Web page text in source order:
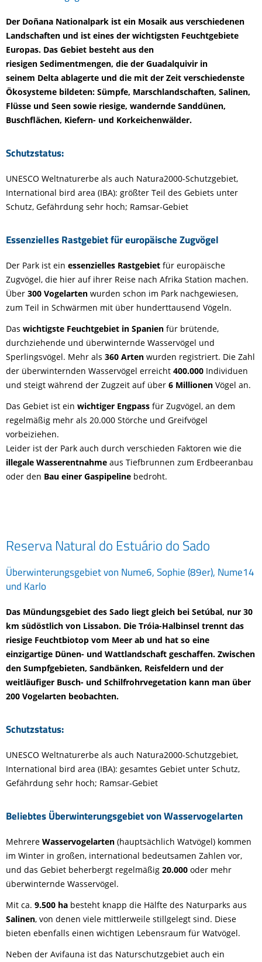
Der Doñana Nationalpark ist ein Mosaik aus verschiedenen
Landschaften und ist eines der wichtigsten Feuchtgebiete
Europas. Das Gebiet besteht aus den
riesigen Sedimentmengen, die der Guadalquivir in
seinem Delta ablagerte und die mit der Zeit verschiedenste
Ökosysteme bildeten: Sümpfe, Marschlandschaften, Salinen,
Flüsse und Seen sowie riesige, wandernde Sanddünen,
Buschflächen, Kiefern- und Korkeichenwälder.
Schutzstatus:
UNESCO Weltnaturerbe als auch Natura2000-Schutzgebiet,
International bird area (IBA): größter Teil des Gebiets unter
Schutz, Gefährdung sehr hoch; Ramsar-Gebiet
Essenzielles Rastgebiet für europäische Zugvögel
Der Park ist ein essenzielles Rastgebiet für europäische
Zugvögel, die hier auf ihrer Reise nach Afrika Station machen.
Über 300 Vogelarten wurden schon im Park nachgewiesen,
zum Teil in Schwärmen mit über hunderttausend Vögeln.
Das wichtigste Feuchtgebiet in Spanien für brütende,
durchziehende und überwinternde Wasservögel und
Sperlingsvögel. Mehr als 360 Arten wurden registriert. Die Zahl
der überwinternden Wasservögel erreicht 400.000 Individuen
und steigt während der Zugzeit auf über 6 Millionen Vögel an.
Das Gebiet ist ein wichtiger Engpass für Zugvögel, an dem
regelmäßig mehr als 20.000 Störche und Greifvögel
vorbeiziehen.
Leider ist der Park auch durch verschieden Faktoren wie die
illegale Wasserentnahme aus Tiefbrunnen zum Erdbeeranbau
oder den Bau einer Gaspipeline bedroht.
Reserva Natural do Estuário do Sado
Überwinterungsgebiet von Nume6, Sophie (89er), Nume14
und Karlo
Das Mündungsgebiet des Sado liegt gleich bei Setúbal, nur 30
km südöstlich von Lissabon. Die Tróia-Halbinsel trennt das
riesige Feuchtbiotop vom Meer ab und hat so eine
einzigartige Dünen- und Wattlandschaft geschaffen. Zwischen
den Sumpfgebieten, Sandbänken, Reisfeldern und der
weitläufiger Busch- und Schilfrohrvegetation kann man über
200 Vogelarten beobachten.
Schutzstatus:
UNESCO Weltnaturerbe als auch Natura2000-Schutzgebiet,
International bird area (IBA): gesamtes Gebiet unter Schutz,
Gefährdung sehr hoch; Ramsar-Gebiet
Beliebtes Überwinterungsgebiet von Wasservogelarten
Mehrere Wasservogelarten (hauptsächlich Watvögel) kommen
im Winter in großen, international bedeutsamen Zahlen vor,
und das Gebiet beherbergt regelmäßig 20.000 oder mehr
überwinternde Wasservögel.
Mit ca. 9.500 ha besteht knapp die Hälfte des Naturparks aus
Salinen, von denen viele mittlerweile stillgelegt sind. Diese
bieten ebenfalls einen wichtigen Lebensraum für Watvögel.
Neben der Avifauna ist das Naturschutzgebiet auch ein